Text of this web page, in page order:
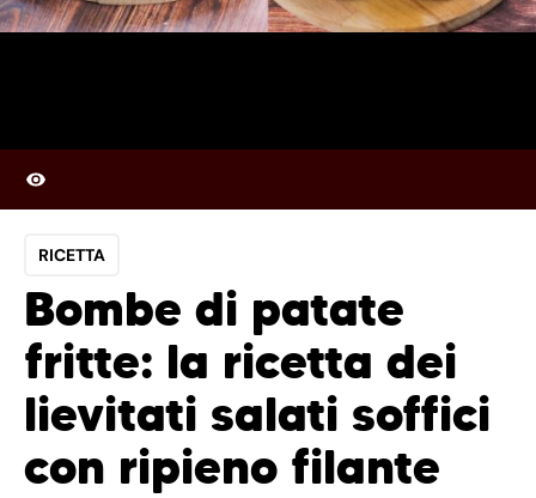
RICETTA
Bombe di patate
fritte: la ricetta dei
lievitati salati soffici
con ripieno filante